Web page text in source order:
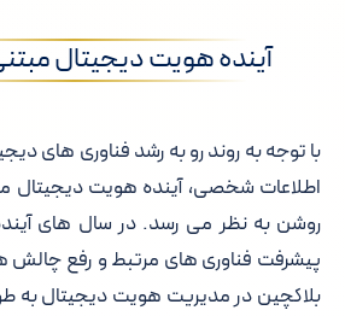
آینده هویت دیجیتال
با توجه به روند رو به رشد فناوری های
اطلاعات شخصی، آینده هویت دیجیتال
روشن به نظر می رسد. در سال های
پیشرفت فناوری های مرتبط و رفع چالش
بلاکچین در مدیریت هویت دیجیتال به